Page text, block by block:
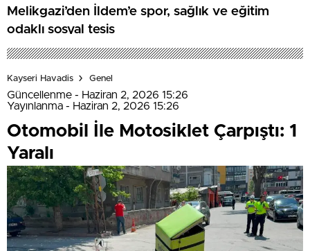
Melikgazi’den İldem’e spor, sağlık ve eğitim
odaklı sosyal tesis
Kayseri Havadis Genel
Güncellenme - Haziran 2, 2026 15:26
Yayınlanma - Haziran 2, 2026 15:26
Otomobil İle Motosiklet Çarpıştı: 1
Yaralı